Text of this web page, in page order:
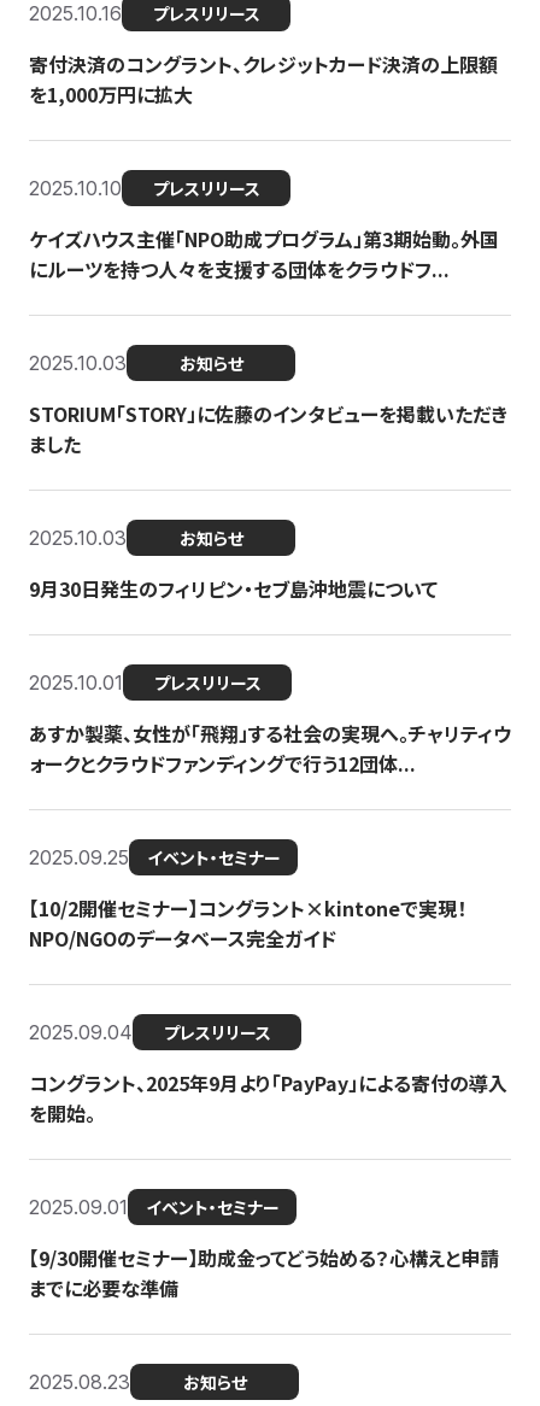
2025.10.16 プレスリリース
寄付決済のコングラント、クレジットカード決済の上限額
を1,000万円に拡大
2025.10.10 プレスリリース
ケイズハウス主催「NPO助成プログラム」第3期始動。外国
にルーツを持つ人々を支援する団体をクラウドフ...
2025.10.03 お知らせ
STORIUM「STORY」に佐藤のインタビューを掲載いただき
ました
2025.10.03 お知らせ
9月30日発生のフィリピン・セブ島沖地震について
2025.10.01 プレスリリース
あすか製薬、女性が「飛翔」する社会の実現へ。チャリティウ
ォークとクラウドファンディングで行う12団体...
2025.09.25 イベント・セミナー
【10/2開催セミナー】コングラント×kintoneで実現！
NPO/NGOのデータベース完全ガイド
2025.09.04 プレスリリース
コングラント、2025年9月より「PayPay」による寄付の導入
を開始。
2025.09.01 イベント・セミナー
【9/30開催セミナー】助成金ってどう始める？心構えと申請
までに必要な準備
2025.08.23 お知らせ